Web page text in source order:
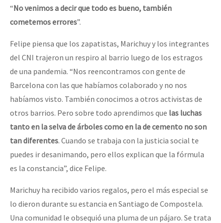
“No venimos a decir que todo es bueno, también
cometemos errores”.
Felipe piensa que los zapatistas, Marichuy y los integrantes
del CNI trajeron un respiro al barrio luego de los estragos
de una pandemia. “Nos reencontramos con gente de
Barcelona con las que habíamos colaborado y no nos
habíamos visto. También conocimos a otros activistas de
otros barrios. Pero sobre todo aprendimos que las luchas
tanto en la selva de árboles como en la de cemento no son
tan diferentes. Cuando se trabaja con la justicia social te
puedes ir desanimando, pero ellos explican que la fórmula
es la constancia”, dice Felipe.
Marichuy ha recibido varios regalos, pero el más especial se
lo dieron durante su estancia en Santiago de Compostela.
Una comunidad le obsequió una pluma de un pájaro. Se trata